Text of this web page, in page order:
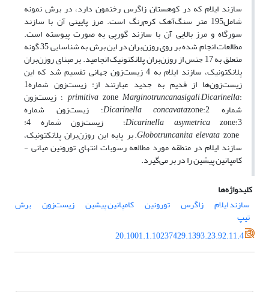
سازند ایلام که در کوهستان زاگرس رخنمون دارد، در برش نمونه
شامل195 متر سنگ‌آهک کرم‌رنگ است. مرز پایینی آن با سازند
سورگاه و مرز بالایی آن با سازند گورپی به صورت پیوسته است.
مطالعات انجام شده بر روی روزن‌بران در این برش به شناسایی 35 گونه
متعلق به 17 جنس از روزن‌بران پلانکتونیک انجامید. بر مبنای روزن‌بران
پلانکتونیک، سازند ایلام به 4 زیست‌زون جهانی تقسیم شد که این
زیست‌زون‌ها از قدیم به جدید عبارتند از: زیست‌زون شماره1
:
primitiva zone Marginotruncanasigali–Dicarinella ؛ زیست‌زون
شماره 2: Dicarinella concavatazone؛ زیست‌زون شماره
3:
Dicarinella asymetrica zone؛ زیست‌زون شماره 4:
Globotruncanita elevatazone. بر پایه این روزن‌بران پلانکتونیک،
سازند ایلام در منطقه مورد مطالعه رسوبات انتهای تورونین میانی -
کامپانین پیشین را در بر می‌گیرد.
کلیدواژه‌ها
سازند ایلام
زاگرس تورونین کامپانین پیشین زیست‌زون برش
تیپ
20.1001.1.10237429.1393.23.92.11.4